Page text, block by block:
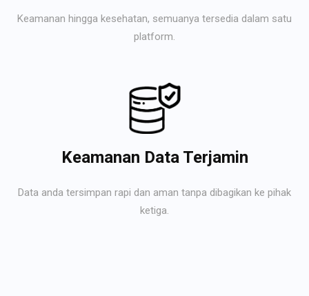
Keamanan hingga kesehatan, semuanya tersedia dalam satu
platform.
Keamanan Data Terjamin
Data anda tersimpan rapi dan aman tanpa dibagikan ke pihak
ketiga.